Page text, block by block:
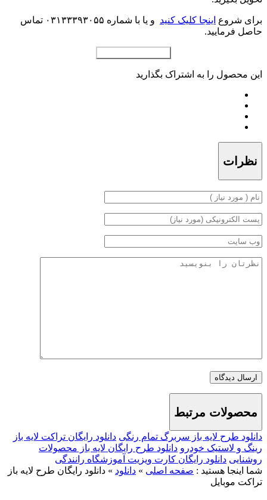
برای شروع اینجا کلیک کنید
و یا با شماره ۰۳۱۳۳۳۹۳۰۵۵ تماس
حاصل فرمایید.
این محصول را به اشتراک بگذارید
نظرات
محصولات مرتبط
دانلود طرح لایه باز سربرگ تمام رنگی دانلود رایگان تراکت لایه باز
رینگ و لاستیک خودرو دانلود طرح رایگان لایه باز محصولات
روشنایی دانلود رایگان کارت ویزیت آموزشگاه رانندگی
شما اینجا هستید : صفحه اصلی » دانلود » دانلود رایگان طرح لایه باز
تراکت موبایل